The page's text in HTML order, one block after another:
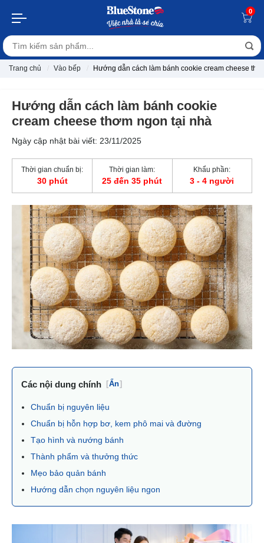
0
Trang chủ Vào bếp Hướng dẫn cách làm bánh cookie cream cheese
Hướng dẫn cách làm bánh cookie
cream cheese thơm ngon tại nhà
Ngày cập nhật bài viết: 23/11/2025
Thời gian chuẩn bị:
30 phút
Thời gian làm:
25 đến 35 phút
Khẩu phần:
3 - 4 người
Các nội dung chính [Ẩn]
Chuẩn bị nguyên liệu
Chuẩn bị hỗn hợp bơ, kem phô mai và đường
Tạo hình và nướng bánh
Thành phẩm và thưởng thức
Mẹo bảo quản bánh
Hướng dẫn chọn nguyên liệu ngon